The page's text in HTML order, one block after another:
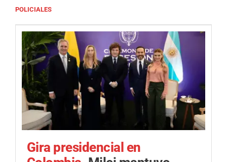
POLICIALES
Gira presidencial en